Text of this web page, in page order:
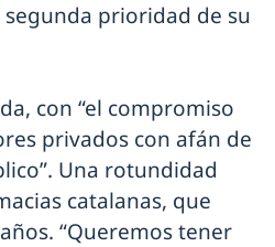
prioridad de su
con “el compromiso
privados con afán de
Una rotundidad
catalanas, que
“Queremos tener